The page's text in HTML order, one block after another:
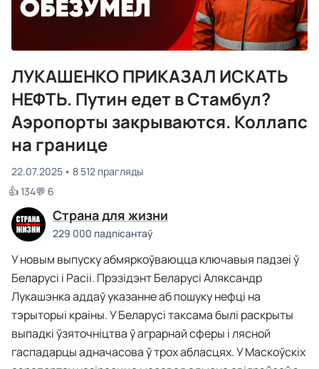
ЛУКАШЕНКО ПРИКАЗАЛ ИСКАТЬ
НЕФТЬ. Путин едет в Стамбул?
Аэропорты закрываются. Коллапс
на границе
22.07.2025
8 512 прагляды
👍 134💬 6
Страна для жизни
229 000 падпісантаў
У новым выпуску абмяркоўваюцца ключавыя падзеі ў
Беларусі і Расіі. Прэзідэнт Беларусі Аляксандр
Лукашэнка аддаў указанне аб пошуку нефці на
тэрыторыі краіны. У Беларусі таксама былі раскрыты
выпадкі ўзяточніцтва ў аграрнай сферы і лясной
гаспадарцы адначасова ў трох абласцях. У Маскоўскіх